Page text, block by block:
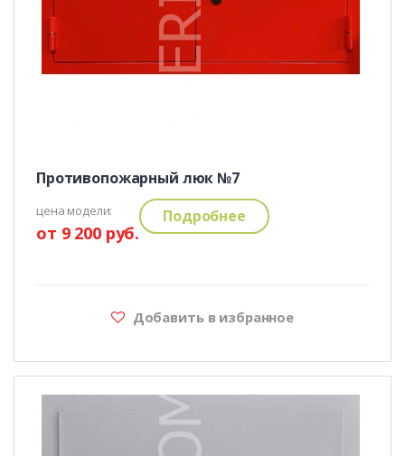
Противопожарный люк №7
цена модели:
от 9 200 руб.
Подробнее
Добавить в избранное